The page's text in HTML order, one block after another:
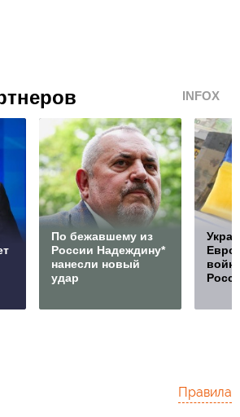
INFOX
По бежавшему из
России Надеждину*
нанесли новый
удар
Правила